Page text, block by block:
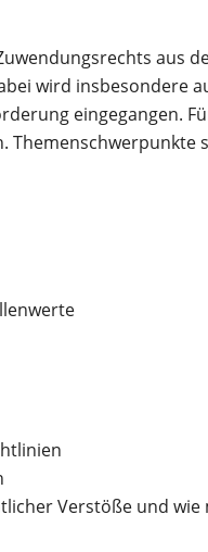
aus
wird insbesondere
eingegangen.
Themenschwerpunkte
Verstöße und wie